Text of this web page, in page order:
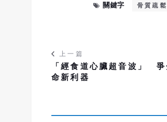
關鍵字
骨質疏
上一篇
「經食道心臟超音波」 爭
命新利器